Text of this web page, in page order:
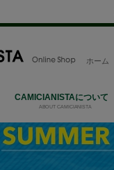
ホーム
CAMICIANISTAについて
ABOUT CAMICIANISTA